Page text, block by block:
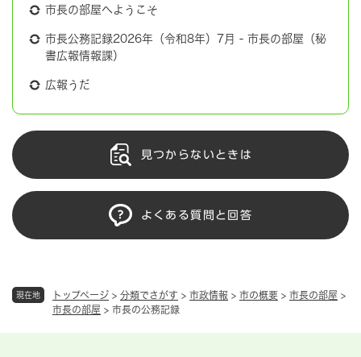
現在地 トップページ > 分類でさがす > 市政情報 > 市の概要 > 市長の部屋 >
市長の部屋 > 市長の公務記録
市長の部屋へようこそ
市長公務記録2026年（令和8年）7月 - 市長の部屋（秘
書広報情報課）
広報うだ
見つからないときは
よくある質問と回答